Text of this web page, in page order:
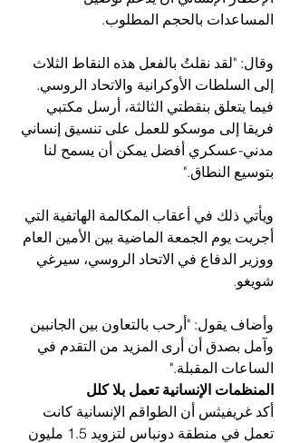
المساعدات بالحجم المطلوب.
وقال: "لقد نقلتُ بالفعل هذه النقاط الثلاث
إلى السلطات الأوكرانية والاتحاد الروسي.
فيما يتعلق بنقطتي الثالثة، أرسل مكتبي
فريقا إلى موسكو للعمل على تنسيق إنساني
مدني-عسكري أفضل يمكن أن يسمح لنا
بتوسيع النطاق."
ويأتي ذلك في أعقاب المكالمة الهاتفية التي
أجريت يوم الجمعة الماضية بين الأمين العام
ووزير الدفاع في الاتحاد الروسي، سيرغي
شويغو.
وأضاف يقول: "أرحب بالتعاون بين الجانبين
وآمل بصدق أن أرى المزيد من التقدم في
الساعات المقبلة."
المنظمات الإنسانية تعمل بلا كلل
أكد غريفيثس أن الطواقم الإنسانية كانت
تعمل في منطقة دونباس لتزويد 1.5 مليون